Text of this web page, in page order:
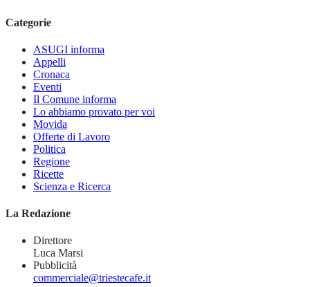
Categorie
ASUGI informa
Appelli
Cronaca
Eventi
Il Comune informa
Lo abbiamo provato per voi
Movida
Offerte di Lavoro
Politica
Regione
Ricette
Scienza e Ricerca
La Redazione
Direttore
Luca Marsi
Pubblicità
commerciale@triestecafe.it